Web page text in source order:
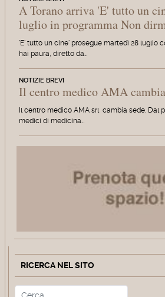
A Torano arriva 'E' tutto un
luglio in programma Non
'E' tutto un cine' prosegue martedì 28 luglio
hai paura, diretto da…
NOTIZIE BREVI
Il centro medico AMA
Il centro medico AMA srl cambia sede. Dal
medici di medicina…
RICERCA NEL SITO
Cerca Type 2